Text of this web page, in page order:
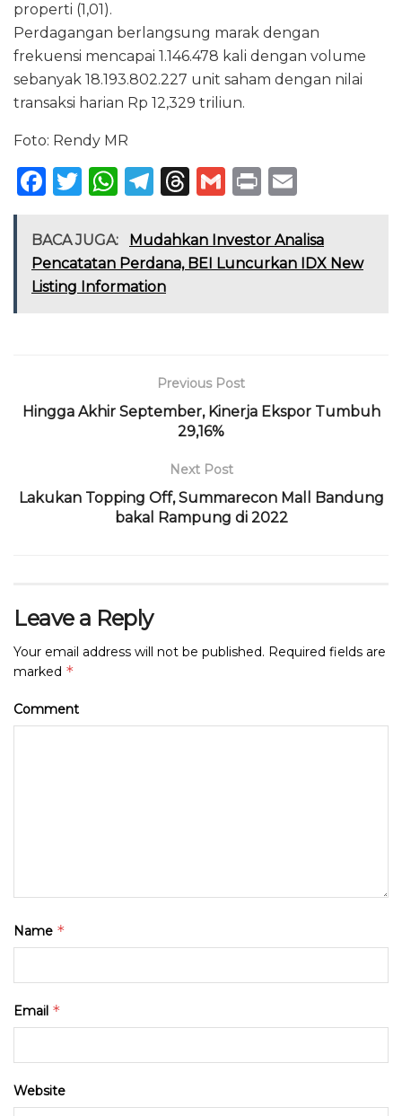
properti (1,01).
Perdagangan berlangsung marak dengan
frekuensi mencapai 1.146.478 kali dengan volume
sebanyak 18.193.802.227 unit saham dengan nilai
transaksi harian Rp 12,329 triliun.
Foto: Rendy MR
F
c
e
b
T
it
te
r
W
a
ts
A
T
e
g
ra
T
re
a
G
ai
l
P
n
t
ai
l
BACA JUGA:
Mudahkan Investor Analisa
Pencatatan Perdana, BEI Luncurkan IDX New
Listing Information
Previous Post
Hingga Akhir September, Kinerja Ekspor Tumbuh
29,16%
Next Post
Lakukan Topping Off, Summarecon Mall Bandung
bakal Rampung di 2022
Leave a Reply
Your email address will not be published. Required fields are
marked *
Comment
Name *
Email *
Website